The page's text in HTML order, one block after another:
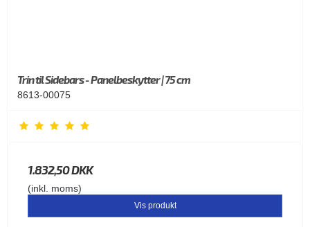
Trin til Sidebars - Panelbeskytter | 75 cm
8613-00075
1.832,50 DKK
(inkl. moms)
Vis produkt